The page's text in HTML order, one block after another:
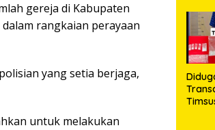
gereja di Kabupaten
rangkaian perayaan
yang setia berjaga,
untuk melakukan